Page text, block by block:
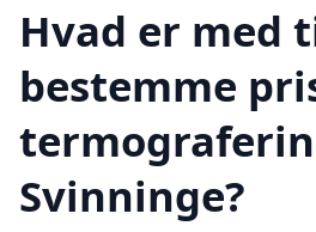
Hvad er med
bestemme
Svinninge?